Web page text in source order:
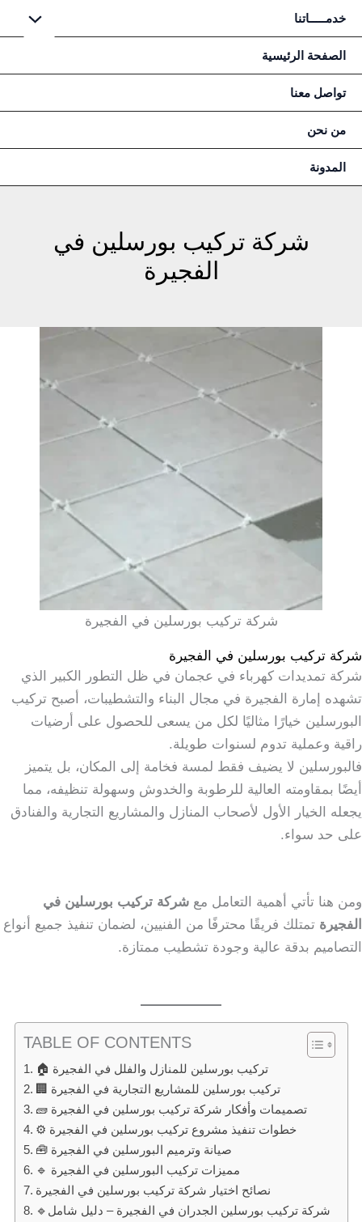
إلى
المحتوى
خدمـــــاتنا
الصفحة الرئيسية
تواصل معنا
من نحن
المدونة
شركة تركيب بورسلين في
الفجيرة
شركة تركيب بورسلين في الفجيرة
شركة تركيب بورسلين في الفجيرة
شركة تمديدات كهرباء في عجمان في ظل التطور الكبير الذي
تشهده إمارة الفجيرة في مجال البناء والتشطيبات، أصبح تركيب
البورسلين خيارًا مثاليًا لكل من يسعى للحصول على أرضيات
راقية وعملية تدوم لسنوات طويلة.
فالبورسلين لا يضيف فقط لمسة فخامة إلى المكان، بل يتميز
أيضًا بمقاومته العالية للرطوبة والخدوش وسهولة تنظيفه، مما
يجعله الخيار الأول لأصحاب المنازل والمشاريع التجارية والفنادق
على حد سواء.
ومن هنا تأتي أهمية التعامل مع شركة تركيب بورسلين في
الفجيرة تمتلك فريقًا محترفًا من الفنيين، لضمان تنفيذ جميع أنواع
التصاميم بدقة عالية وجودة تشطيب ممتازة.
TABLE OF CONTENTS
🏠 تركيب بورسلين للمنازل والفلل في الفجيرة
🏢 تركيب بورسلين للمشاريع التجارية في الفجيرة
🧱 تصميمات وأفكار شركة تركيب بورسلين في الفجيرة
⚙️ خطوات تنفيذ مشروع تركيب بورسلين في الفجيرة
🧰 صيانة وترميم البورسلين في الفجيرة
🔹 مميزات تركيب البورسلين في الفجيرة
نصائح اختيار شركة تركيب بورسلين في الفجيرة
🔹شركة تركيب بورسلين الجدران في الفجيرة – دليل شامل